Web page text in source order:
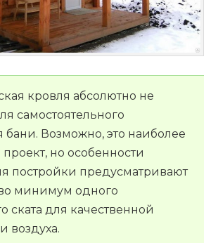
кровля абсолютно не
самостоятельного
бани. Возможно, это наиболее
но особенности
постройки предусматривают
минимум одного
ската для качественной
воздуха.